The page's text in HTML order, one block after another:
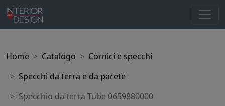
Home Catalogo
Cornici e specchi
Specchi da terra e da parete
Specchio da terra Tube 0659880000